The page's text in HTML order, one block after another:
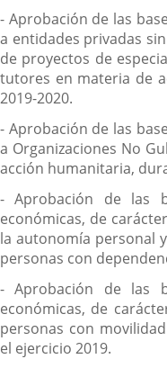
- Aprobación de las
a entidades privadas
de proyectos de
tutores en materia de
2019-2020.
- Aprobación de las
a Organizaciones No
acción humanitaria,
- Aprobación de las
económicas, de
la autonomía personal
personas con
- Aprobación de las
económicas, de
personas con
el ejercicio 2019.